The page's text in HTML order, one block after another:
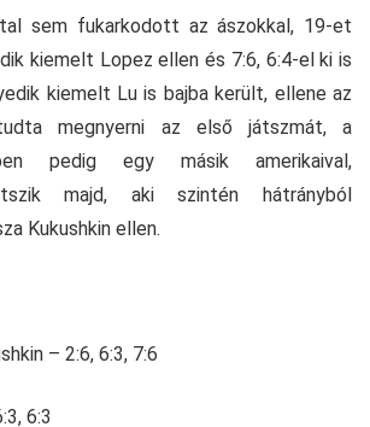
sem fukarkodott az ászokkal, 19-et
kiemelt Lopez ellen és 7:6, 6:4-el ki is
kiemelt Lu is bajba került, ellene az
megnyerni az első játszmát, a
pedig egy másik amerikaival,
majd, aki szintén hátrányból
Kukushkin ellen.
– 2:6, 6:3, 7:6
6:3